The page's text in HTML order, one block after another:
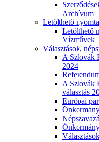
Archívum
Letölthető
Letölthető
Vízművek
Választások,
A Szlovák
2024
A Szlovák
választás
Európai